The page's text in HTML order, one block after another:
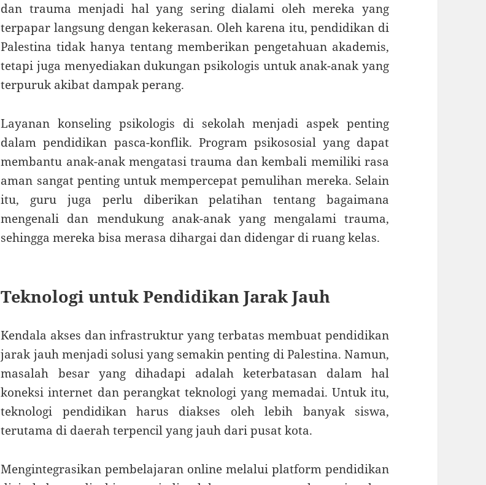
dan trauma menjadi hal yang sering dialami oleh mereka yang
terpapar langsung dengan kekerasan. Oleh karena itu, pendidikan di
Palestina tidak hanya tentang memberikan pengetahuan akademis,
tetapi juga menyediakan dukungan psikologis untuk anak-anak yang
terpuruk akibat dampak perang.
Layanan konseling psikologis di sekolah menjadi aspek penting
dalam pendidikan pasca-konflik. Program psikososial yang dapat
membantu anak-anak mengatasi trauma dan kembali memiliki rasa
aman sangat penting untuk mempercepat pemulihan mereka. Selain
itu, guru juga perlu diberikan pelatihan tentang bagaimana
mengenali dan mendukung anak-anak yang mengalami trauma,
sehingga mereka bisa merasa dihargai dan didengar di ruang kelas.
Teknologi untuk Pendidikan Jarak Jauh
Kendala akses dan infrastruktur yang terbatas membuat pendidikan
jarak jauh menjadi solusi yang semakin penting di Palestina. Namun,
masalah besar yang dihadapi adalah keterbatasan dalam hal
koneksi internet dan perangkat teknologi yang memadai. Untuk itu,
teknologi pendidikan harus diakses oleh lebih banyak siswa,
terutama di daerah terpencil yang jauh dari pusat kota.
Mengintegrasikan pembelajaran online melalui platform pendidikan